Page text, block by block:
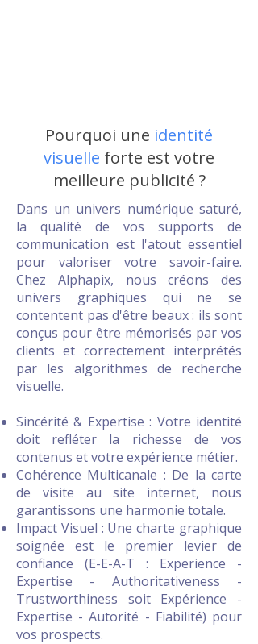
Pourquoi une identité
visuelle forte est votre
meilleure publicité ?
Dans un univers numérique saturé,
la qualité de vos supports de
communication est l'atout essentiel
pour valoriser votre savoir-faire.
Chez Alphapix, nous créons des
univers graphiques qui ne se
contentent pas d'être beaux : ils sont
conçus pour être mémorisés par vos
clients et correctement interprétés
par les algorithmes de recherche
visuelle.
Sincérité & Expertise : Votre identité
doit refléter la richesse de vos
contenus et votre expérience métier.
Cohérence Multicanale : De la carte
de visite au site internet, nous
garantissons une harmonie totale.
Impact Visuel : Une charte graphique
soignée est le premier levier de
confiance (E-E-A-T : Experience -
Expertise - Authoritativeness -
Trustworthiness soit Expérience -
Expertise - Autorité - Fiabilité) pour
vos prospects.